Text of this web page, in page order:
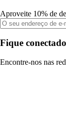
Aproveite 10% de
Fique conectado
Encontre-nos nas